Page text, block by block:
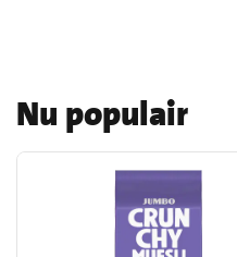
Nu populair